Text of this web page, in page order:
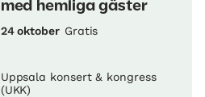
med hemliga gäster
24 oktober Gratis
Uppsala konsert & kongress
(UKK)